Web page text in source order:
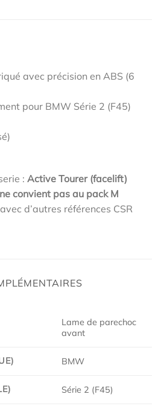
avec précision en ABS (6
pour BMW Série 2 (F45)
: Active Tourer (facelift)
ne convient pas au pack M
d’autres références CSR
Lame de parechoc
avant
BMW
Série 2 (F45)